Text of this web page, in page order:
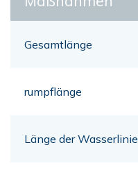
Gesamtlänge
rumpflänge
Länge der Wasserlinie